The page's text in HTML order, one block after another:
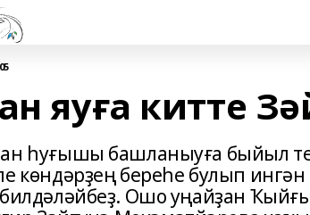
яуға китте
һуғышы башланыуға быйыл
көндәрҙең береһе булып
билдәләйбеҙ. Ошо уңайҙан